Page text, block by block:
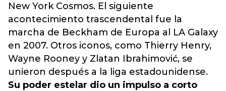
New York Cosmos. El siguiente
acontecimiento trascendental fue la
marcha de Beckham de Europa al LA Galaxy
en 2007. Otros iconos, como Thierry Henry,
Wayne Rooney y Zlatan Ibrahimović, se
unieron después a la liga estadounidense.
Su poder estelar dio un impulso a corto